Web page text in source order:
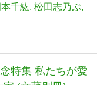
本千紘 松田志乃ぶ
特集 私たちが愛